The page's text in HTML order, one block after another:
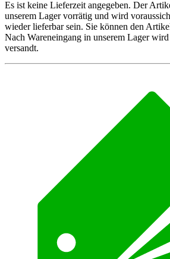
Es ist keine Lieferzeit angegeben. Der
unserem Lager vorrätig und wird
wieder lieferbar sein. Sie können den
Nach Wareneingang in unserem Lager
versandt.